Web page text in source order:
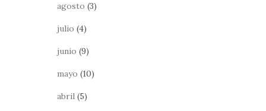
agosto (3)
julio (4)
junio (9)
mayo (10)
abril (5)